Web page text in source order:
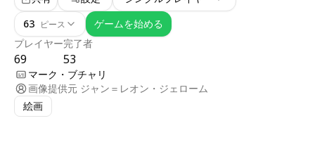
プレイヤー
69
完了者
53
63 ピース ゲームを始める
マーク・ブチャリ
画像提供元 ジャン＝レオン・ジェローム
絵画